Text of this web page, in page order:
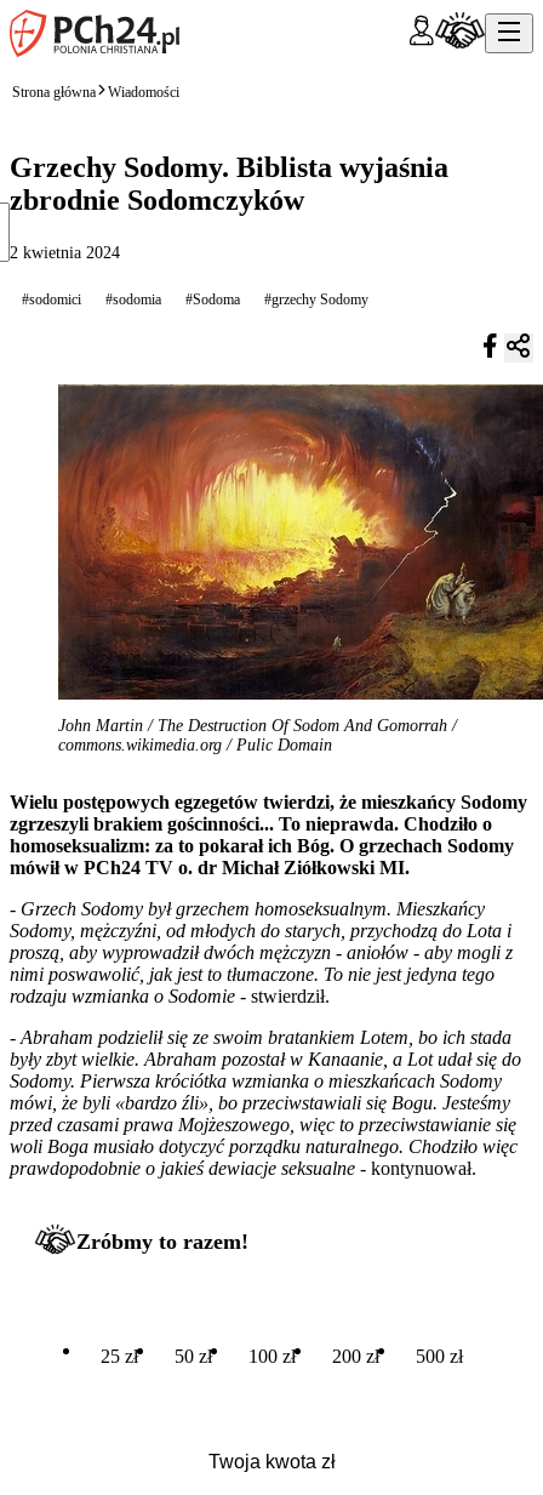
Strona główna Wiadomości
Grzechy Sodomy. Biblista wyjaśnia
zbrodnie Sodomczyków
2 kwietnia 2024
#sodomici #sodomia #Sodoma #grzechy Sodomy
John Martin / The Destruction Of Sodom And Gomorrah /
commons.wikimedia.org / Pulic Domain
Wielu postępowych egzegetów twierdzi, że mieszkańcy Sodomy
zgrzeszyli brakiem gościnności... To nieprawda. Chodziło o
homoseksualizm: za to pokarał ich Bóg. O grzechach Sodomy
mówił w PCh24 TV o. dr Michał Ziółkowski MI.
- Grzech Sodomy był grzechem homoseksualnym. Mieszkańcy
Sodomy, mężczyźni, od młodych do starych, przychodzą do Lota i
proszą, aby wyprowadził dwóch mężczyzn - aniołów - aby mogli z
nimi poswawolić, jak jest to tłumaczone. To nie jest jedyna tego
rodzaju wzmianka o Sodomie - stwierdził.
- Abraham podzielił się ze swoim bratankiem Lotem, bo ich stada
były zbyt wielkie. Abraham pozostał w Kanaanie, a Lot udał się do
Sodomy. Pierwsza króciótka wzmianka o mieszkańcach Sodomy
mówi, że byli «bardzo źli», bo przeciwstawiali się Bogu. Jesteśmy
przed czasami prawa Mojżeszowego, więc to przeciwstawianie się
woli Boga musiało dotyczyć porządku naturalnego. Chodziło więc
prawdopodobnie o jakieś dewiacje seksualne - kontynuował.
Zróbmy to razem!
25 zł 50 zł 100 zł 200 zł 500 zł